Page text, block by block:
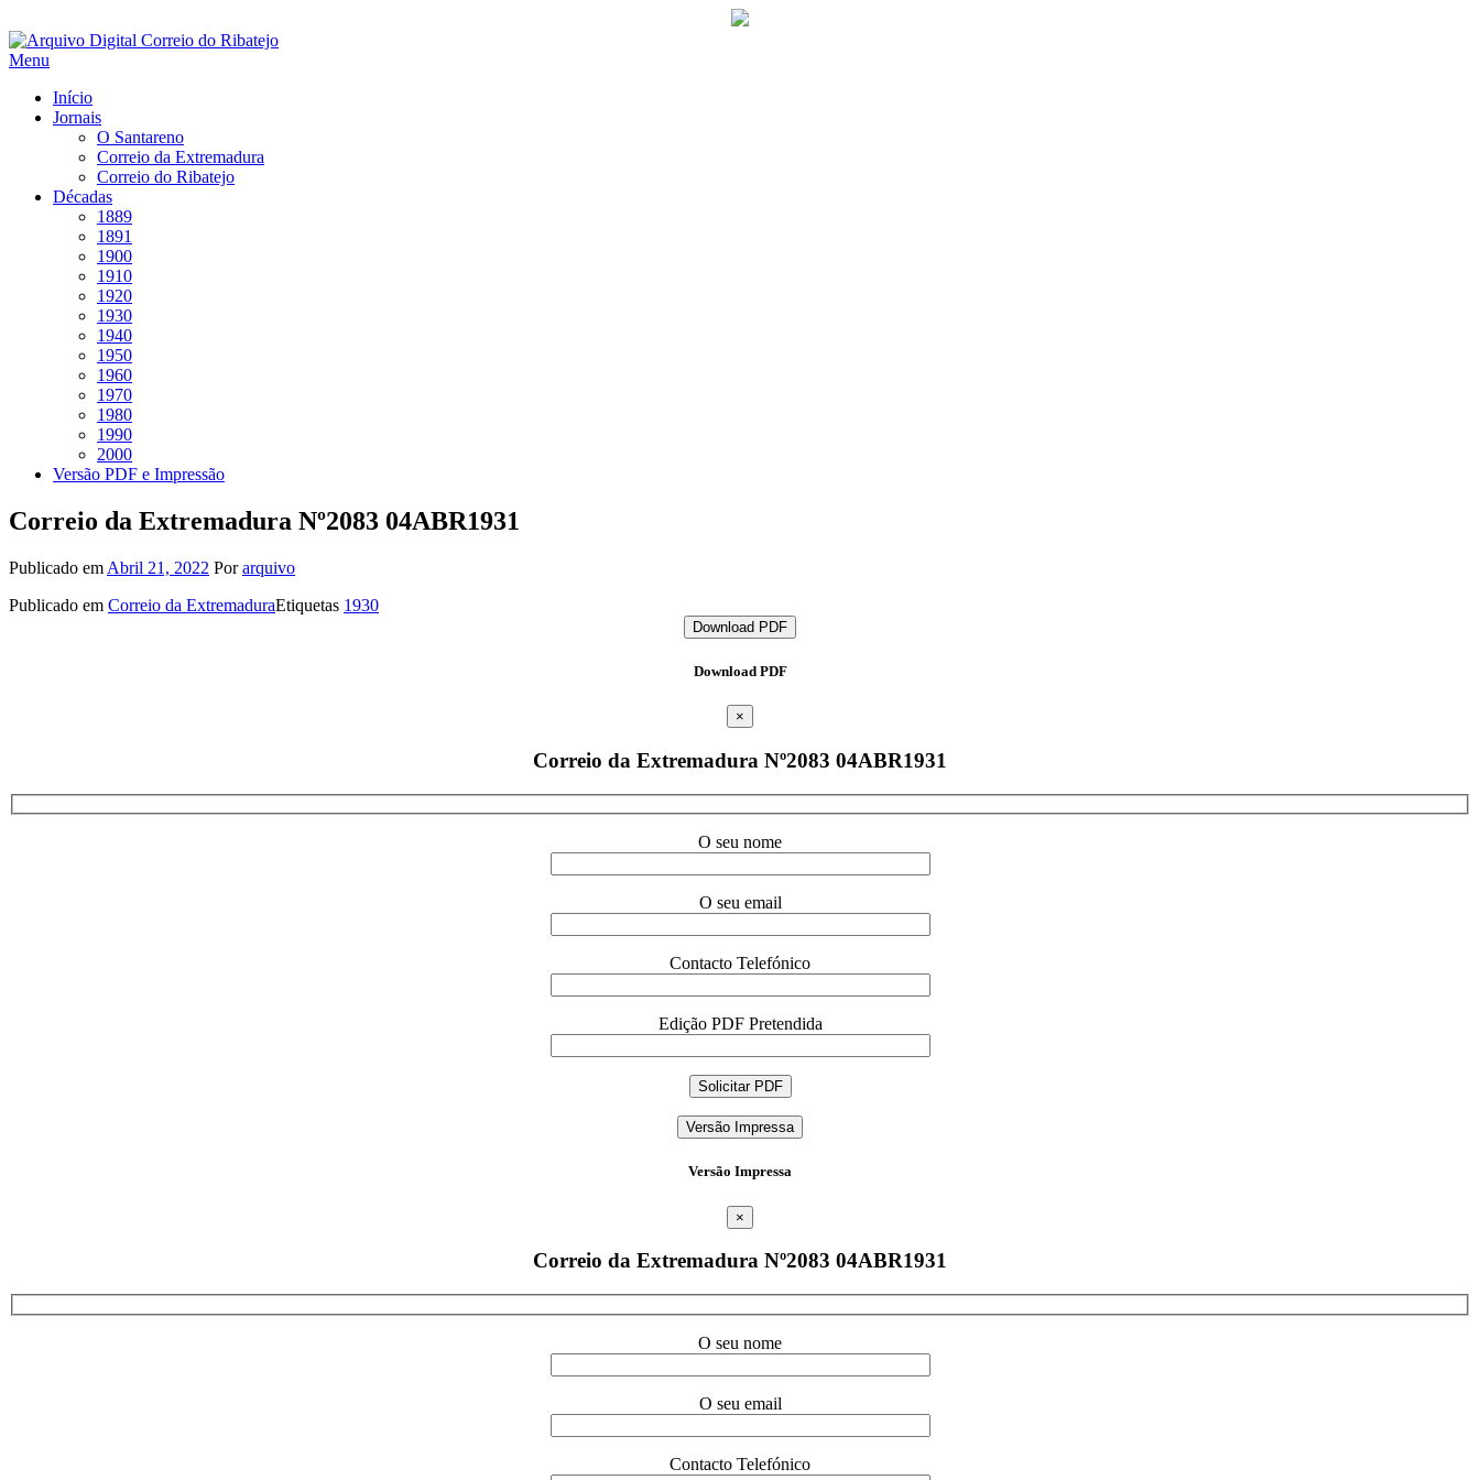
Saltar
para
Menu
Início
Jornais
O Santareno
Correio da Extremadura
Correio do Ribatejo
Décadas
1889
1891
1900
1910
1920
1930
1940
1950
1960
1970
1980
1990
2000
Versão PDF e Impressão
Correio da Extremadura Nº2083 04ABR1931
Publicado em Abril 21, 2022 Porarquivo
Publicado em Correio da ExtremaduraEtiquetas 1930
Download PDF
Download PDF
×
Correio da Extremadura Nº2083 04ABR1931
O seu nome
O seu email
Contacto Telefónico
Edição PDF Pretendida
Versão Impressa
Versão Impressa
×
Correio da Extremadura Nº2083 04ABR1931
O seu nome
O seu email
Contacto Telefónico